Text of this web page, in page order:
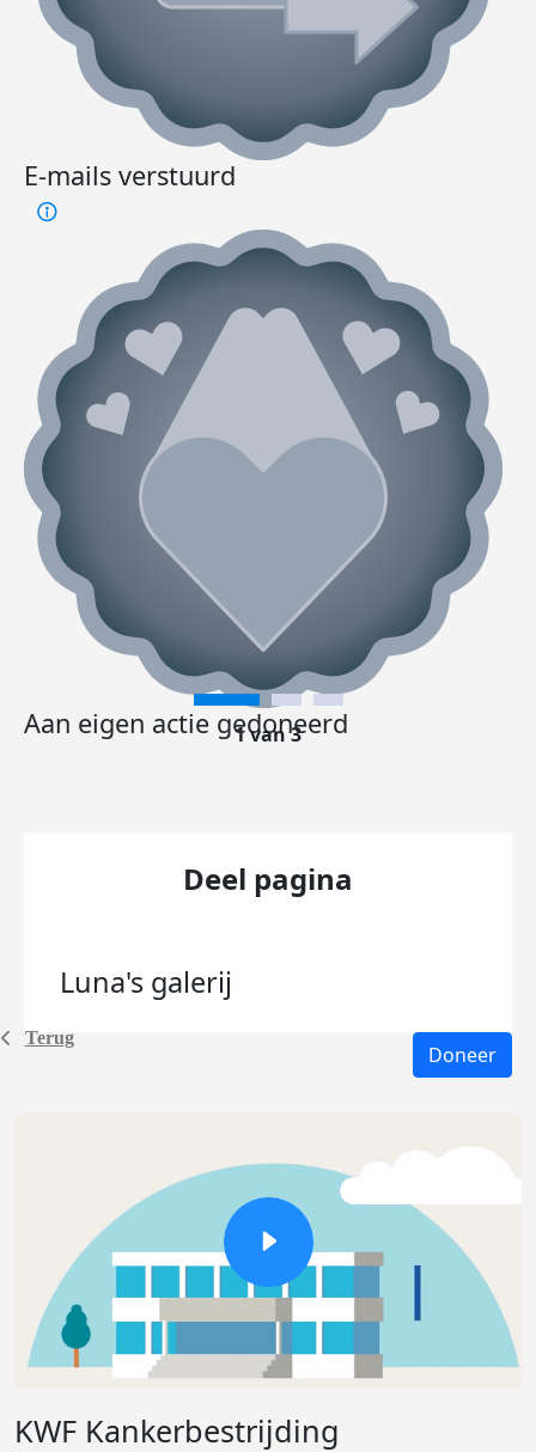
Terug
E-mails verstuurd
Aan eigen actie gedoneerd
1 van 3
Deel pagina
Luna's galerij
Doneer
KWF Kankerbestrijding